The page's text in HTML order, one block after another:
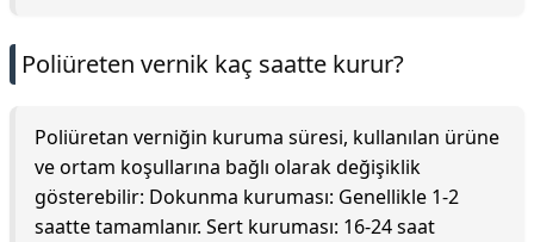
Poliüreten vernik kaç saatte kurur?
Poliüretan verniğin kuruma süresi, kullanılan ürüne
ve ortam koşullarına bağlı olarak değişiklik
gösterebilir: Dokunma kuruması: Genellikle 1-2
saatte tamamlanır. Sert kuruması: 16-24 saat